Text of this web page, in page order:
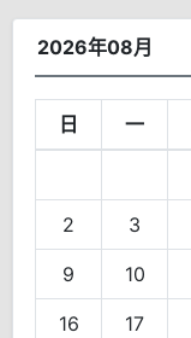
2026年08月
日 一
2 3
9 10
16 17